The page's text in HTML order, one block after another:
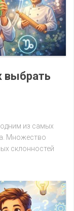
выбрать
из самых
Множество
склонностей